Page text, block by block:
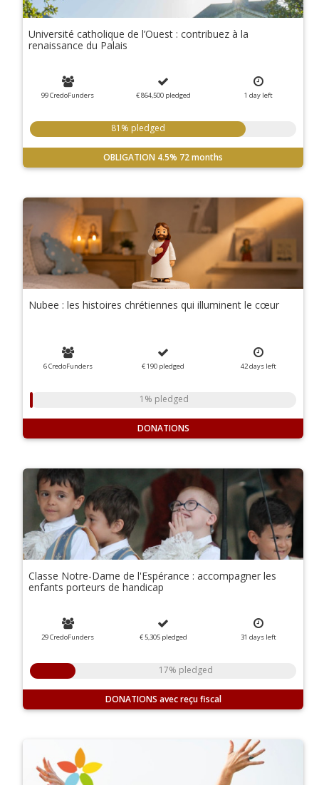
Université catholique de l’Ouest : contribuez à la
renaissance du Palais
99 CredoFunders € 864,500 pledged 1 dayleft
81% pledged
OBLIGATION 4.5% 72 months
Nubee : les histoires chrétiennes qui illuminent le cœur
6 CredoFunders € 190 pledged 42daysleft
1% pledged
DONATIONS
Classe Notre-Dame de l'Espérance : accompagner les
enfants porteurs de handicap
29 CredoFunders € 5,305 pledged 31 daysleft
17% pledged
DONATIONS